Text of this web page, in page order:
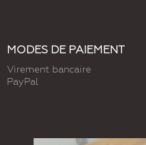
MODES DE PAIEMENT
Virement bancaire
PayPal